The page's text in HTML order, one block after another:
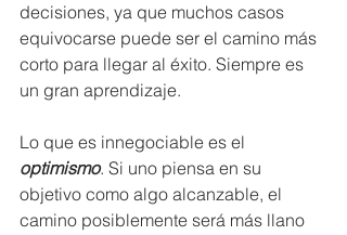
decisiones, ya que muchos casos
equivocarse puede ser el camino más
corto para llegar al éxito. Siempre es
un gran aprendizaje.
Lo que es innegociable es el
optimismo. Si uno piensa en su
objetivo como algo alcanzable, el
camino posiblemente será más llano